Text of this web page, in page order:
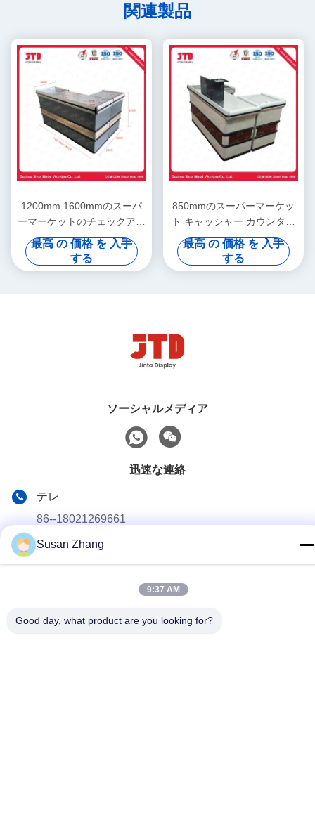
関連製品
1200mm 1600mmのスーパ
ーマーケットのチェックアウ
ト・カウンターISO9001の小
売りのチェックアウト・カウ
ンター
最高 の 価格 を 入手
する
850mmのスーパーマーケッ
ト キャッシャー カウンター
店のための白いキャッシャー
テーブル
最高 の 価格 を 入手
する
ソーシャルメディア
迅速な連絡
テレ
86--18021269661
メール
yolanda@chinesejinta.com
江蘇省、中国
Susan Zhang
9:37 AM
Good day, what product are you looking for?